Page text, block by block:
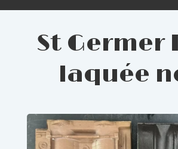
St Germer
laquée